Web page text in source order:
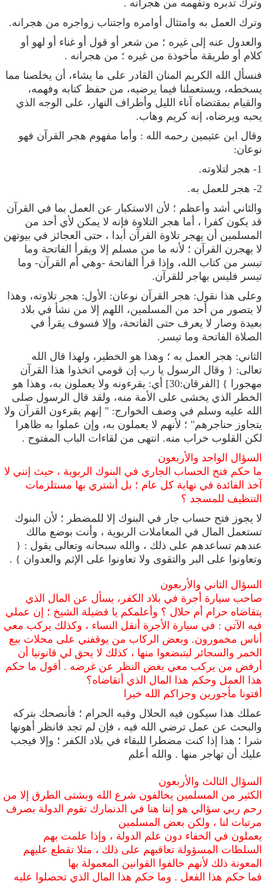
وترك تدبره وتفهمه من هجرانه .
وترك العمل به وامتثال أوامره واجتناب زواجره من هجرانه.
والعدول عنه إلى غيره ؛ من شعر أو قول أو غناء أو لهو أو
كلام أو طريقة مأخوذة من غيره ؛ من هجرانه .
فنسأل الله الكريم المنان القادر على ما يشاء، أن يخلصنا مما
يسخطه، ويستعملنا فيما يرضيه، من حفظ كتابه وفهمه،
والقيام بمقتضاه آناء الليل وأطراف النهار، على الوجه الذي
يحبه ويرضاه، إنه كريم وهاب.
وقال ابن عثيمين رحمه الله : وأما مفهوم هجر القرآن فهو
نوعان:
1- هجر
لتلاوته.
2- هجر
للعمل به.
والثاني أشد وأعظم ؛ لأن الاستكبار عن العمل بما في القرآن
قد يكون كفرا ، أما هجر التلاوة فإنه لا يمكن لأي أحد من
المسلمين أن يهجر تلاوة القرآن أبدا ، حتى العجائز في بيوتهن
لا يهجرن القرآن ؛ لأنه ما من مسلم إلا ويقرأ الفاتحة وما
تيسر من كتاب الله، وإذا قرأ الفاتحة -وهي أم القرآن- وما
تيسر فليس بهاجر للقرآن.
وعلى هذا نقول: هجر القرآن نوعان: الأول: هجر تلاوته، وهذا
لا يتصور من أحد من المسلمين، اللهم إلا من نشأ في بلاد
بعيدة وصار لا يعرف حتى الفاتحة، وإلا فسوف يقرأ في
الصلاة الفاتحة وما تيسر.
الثاني: هجر العمل به ؛ وهذا هو الخطير، ولهذا قال الله
تعالى: { وقال الرسول يا رب إن قومي اتخذوا هذا القرآن
مهجورا } [الفرقان:30] أي: يقرءونه ولا يعملون به، وهذا هو
الخطر الذي يخشى على الأمة منه، ولقد قال الرسول صلى
الله عليه وسلم في وصف الخوارج: " إنهم يقرءون القرآن ولا
يتجاوز حناجرهم" ؛ لأنهم لا يعملون به، وإن عملوا به ظاهرا
لكن القلوب خراب منه. انتهى من لقاءات الباب المفتوح .
السؤال الواحد والأربعون
ما حكم فتح الحساب الجاري في البنوك الربوية ، حيث إنني لا
آخذ الفائدة في نهاية كل عام ؛ بل أشتري بها مستلزمات
التنظيف للمسجد ؟
لا يجوز فتح حساب جار في البنوك إلا للمضطر ؛ لأن البنوك
تستعمل المال في المعاملات الربوية ، وأنت بوضع مالك
عندهم تساعدهم على ذلك ، والله سبحانه وتعالى يقول : {
وتعاونوا على البر والتقوى ولا تعاونوا على الإثم والعدوان } .
السؤال الثاني والأربعون
صاحب سيارة أجرة في بلاد الكفر، يسأل عن المال الذي
يتقاضاه حرام أم حلال ؟ وأعلمكم يا فضيلة الشيخ ؛ إن عملي
فيه الآتي : في سيارة الأجرة أنقل النساء ، وكذلك يركب معي
أناس مخمورون. وبعض الركاب من يوقفني على محلات بيع
الخمر والسجائر ليتبضعوا منها ، كذلك لا يحق لي قانونيا أن
أرفض من يركب معي بغض النظر عن غرضه . أقول ما حكم
هذا العمل وحكم هذا المال الذي أتقاضاه؟
أفتونا مأجورين وجزاكم الله خيرا
عملك هذا سيكون فيه الحلال وفيه الحرام ؛ فأنصحك بتركه
والبحث عن عمل ترضي الله فيه ، فإن لم تجد فانظر أهونها
شرا ؛ هذا إذا كنت مضطرا للبقاء في بلاد الكفر ؛ وإلا فيجب
عليك أن تهاجر منها . والله أعلم
السؤال الثالث والأربعون
الكثير من المسلمين يخالفون شرع الله وبشتى الطرق إلا من
رحم ربي سؤالي هو إننا هنا في الدنمارك تقوم الدولة بصرف
مرتبات لنا ، ولكن بعض المسلمين
يعملون في الخفاء دون علم الدولة ، وإذا علمت بهم
السلطات المسؤولة تعاقبهم على ذلك ، مثلا تقطع عليهم
المعونة ذلك لأنهم خالفوا القوانين المعمولة بها
فما حكم هذا الفعل . وما حكم هذا المال الذي تحصلوا عليه